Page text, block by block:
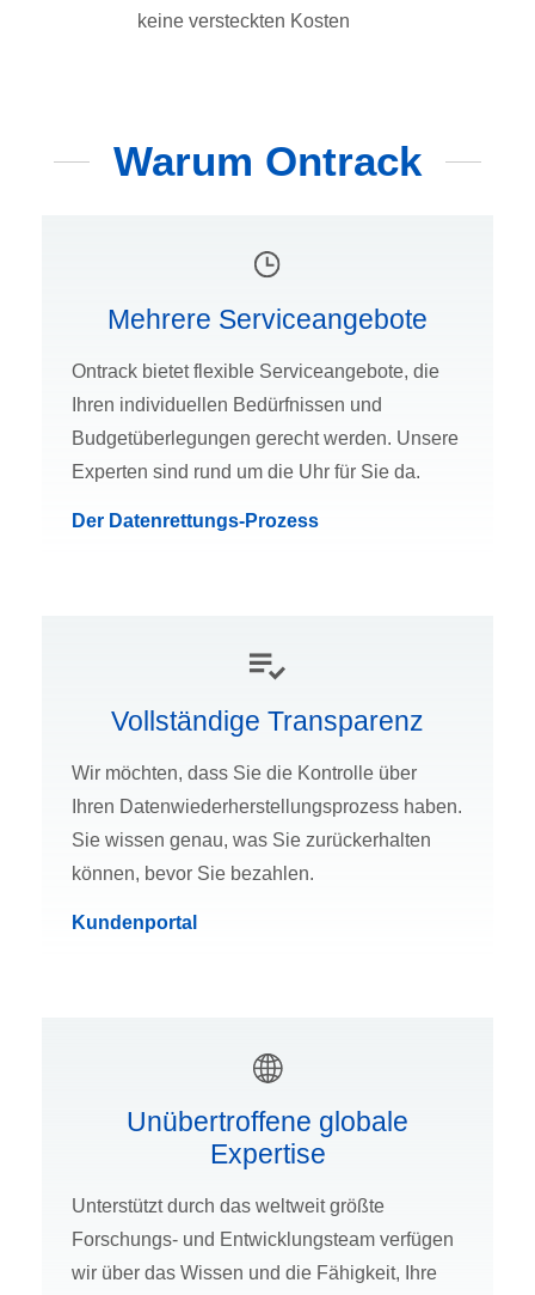
keine versteckten Kosten
Warum Ontrack
Mehrere Serviceangebote
Ontrack bietet flexible Serviceangebote, die
Ihren individuellen Bedürfnissen und
Budgetüberlegungen gerecht werden. Unsere
Experten sind rund um die Uhr für Sie da.
Der Datenrettungs-Prozess
Vollständige Transparenz
Wir möchten, dass Sie die Kontrolle über
Ihren Datenwiederherstellungsprozess haben.
Sie wissen genau, was Sie zurückerhalten
können, bevor Sie bezahlen.
Kundenportal
Unübertroffene globale
Expertise
Unterstützt durch das weltweit größte
Forschungs- und Entwicklungsteam verfügen
wir über das Wissen und die Fähigkeit, Ihre